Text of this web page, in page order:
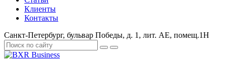
Клиенты
Контакты
Санкт-Петербург, бульвар Победы, д. 1, лит. АЕ, помещ.1Н